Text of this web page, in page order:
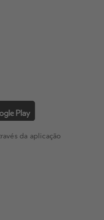
da aplicação